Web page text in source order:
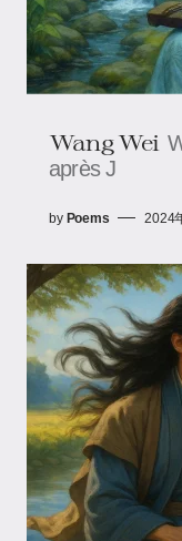
Wang Wei
après J
by Poems 2024